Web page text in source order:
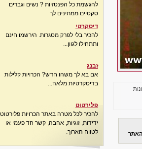
האתר
להגשמת כל הפנטזיות ? נשים וגברים
סקסיים ממתינים לך
דיסקרטי
להכיר בלי לפרק מסגרות. הירשמו חינם
ותתחילו לגוון...
זבנג
אם בא לך משהו חדש? הכרויות קלילות
בדיסקרטיות מלאה...
פלירטוט
להכיר לכל מטרה באתר הכרויות פלירטוט.
ידידות, זוגיות, אהבה, קשר חד פעמי או
לטווח הארוך.